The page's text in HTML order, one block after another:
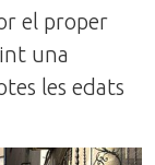
el proper
una
les edats